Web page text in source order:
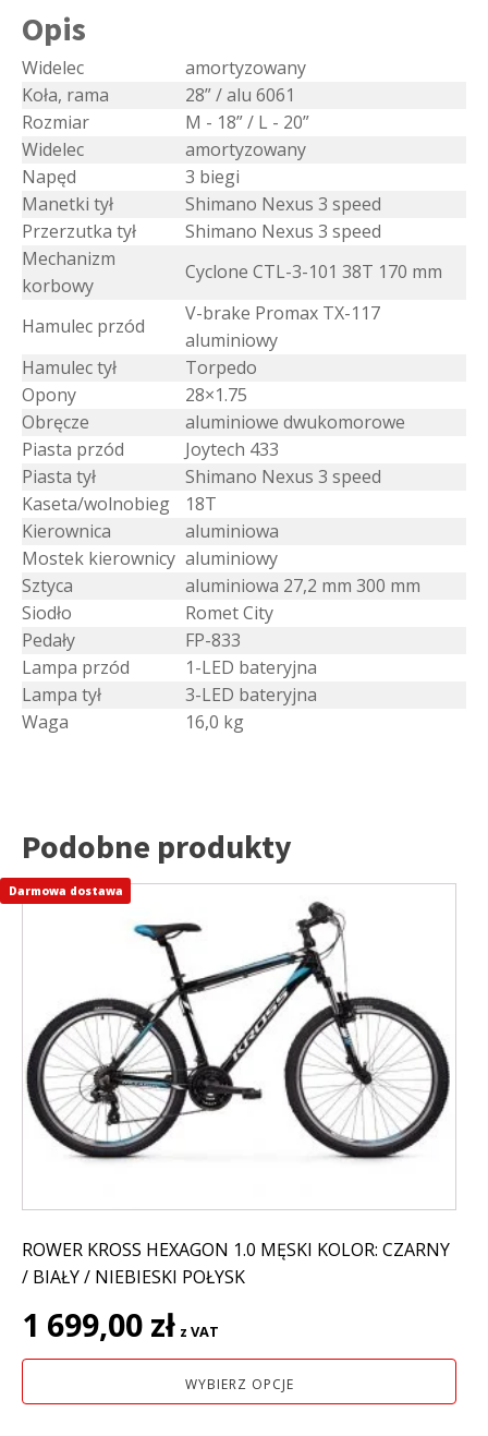
Opis
Widelec
amortyzowany
Koła, rama
28” / alu 6061
Rozmiar
M - 18” / L - 20”
Widelec
amortyzowany
Napęd
3 biegi
Manetki tył
Shimano Nexus 3 speed
Przerzutka tył
Shimano Nexus 3 speed
Mechanizm
korbowy
Cyclone CTL-3-101 38T 170 mm
Hamulec przód
V-brake Promax TX-117
aluminiowy
Hamulec tył
Torpedo
Opony
28×1.75
Obręcze
aluminiowe dwukomorowe
Piasta przód
Joytech 433
Piasta tył
Shimano Nexus 3 speed
Kaseta/wolnobieg
18T
Kierownica
aluminiowa
Mostek kierownicy aluminiowy
Sztyca
aluminiowa 27,2 mm 300 mm
Siodło
Romet City
Pedały
FP-833
Lampa przód
1-LED bateryjna
Lampa tył
3-LED bateryjna
Waga
16,0 kg
Podobne produkty
ROWER KROSS HEXAGON 1.0 MĘSKI KOLOR: CZARNY
/ BIAŁY / NIEBIESKI POŁYSK
1 699,00 zł z VAT
WYBIERZ OPCJE
Ten
wariantów.
Opcje
można
wybrać
na
stronie
produktu
Darmowa dostawa